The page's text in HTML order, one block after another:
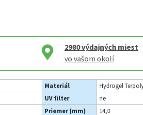
2980výdajných miest
vo vašom okolí
Materiál
Hydrogel
UV filter
ne
Priemer (mm)
14,0